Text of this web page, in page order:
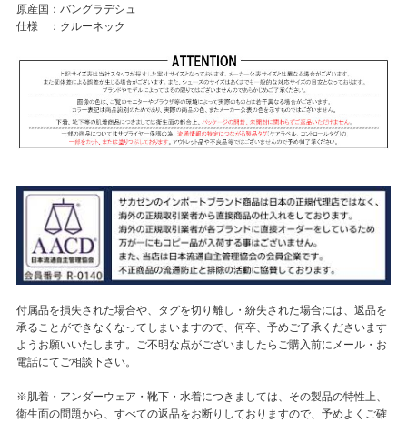
原産国：バングラデシュ
仕様 ：クルーネック
付属品を損失された場合や、タグを切り離し・紛失された場合には、返品を
承ることができなくなってしまいますので、何卒、予めご了承くださいます
ようお願いいたします。ご不明な点がございましたらご購入前にメール・お
電話にてご相談下さい。
※肌着・アンダーウェア・靴下・水着につきましては、その製品の特性上、
衛生面の問題から、すべての返品をお断りしておりますので、予めよくご確